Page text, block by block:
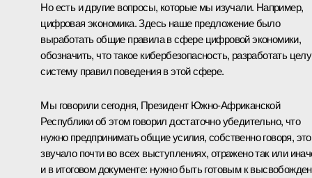
Но есть и другие вопросы, которые мы изучали. Например,
цифровая экономика. Здесь наше предложение было
выработать общие правила в сфере цифровой экономики,
обозначить, что такое кибербезопасность, разработать
систему правил поведения в этой сфере.
Мы говорили сегодня, Президент Южно-Африканской
Республики об этом говорил достаточно убедительно, что
нужно предпринимать общие усилия, собственно говоря, это
звучало почти во всех выступлениях, отражено так или
и в итоговом документе: нужно быть готовым к